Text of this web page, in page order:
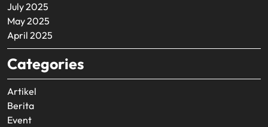
July 2025
May 2025
April 2025
Categories
Artikel
Berita
Event